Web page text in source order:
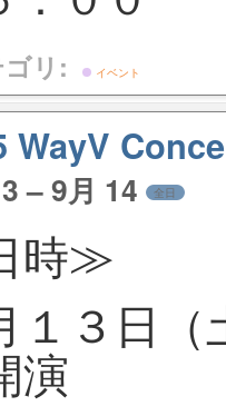
リ: イベント
WayV
– 9月 14 全日
時≫
１３日
演